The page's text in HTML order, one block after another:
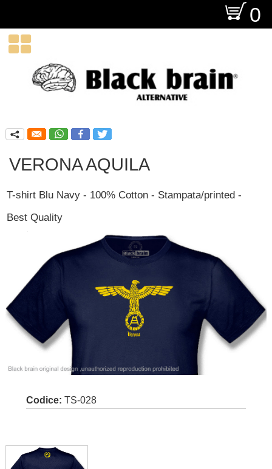
O 0

q
VERONA AQUILA
T-shirt Blu Navy - 100% Cotton - Stampata/printed -
Best Quality
Codice:TS-028